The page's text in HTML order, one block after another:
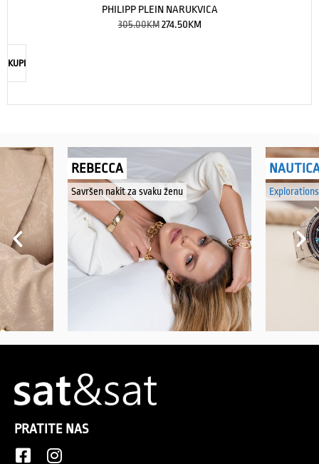
PHILIPP PLEIN NARUKVICA
305.00KM 274.50KM
KUPI
REBECCA
Savršen nakit za svaku ženu
PRATITE NAS